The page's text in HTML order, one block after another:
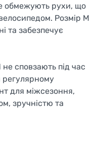
обмежують рухи, що
Розмір M
та забезпечує
сповзають під час
регулярному
для міжсезоння,
зручністю та